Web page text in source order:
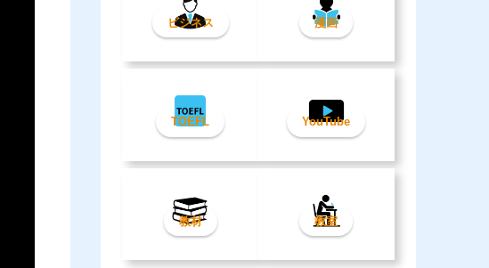
ビジネス 漫画
TOEFL YouTube
教材 教室